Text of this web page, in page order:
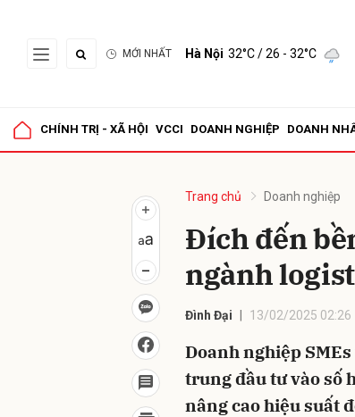
MỚI NHẤT Hà Nội 32°C/ 26 - 32°C
CHÍNH TRỊ - XÃ HỘI VCCI DOANH NGHIỆP DOANH
Trang chủ Doanh nghiệp
Đích đến
ngành
Đình Đại 13/02/2025 02:26
Doanh nghiệp
trung đầu tư vào số
nâng cao hiệu suất